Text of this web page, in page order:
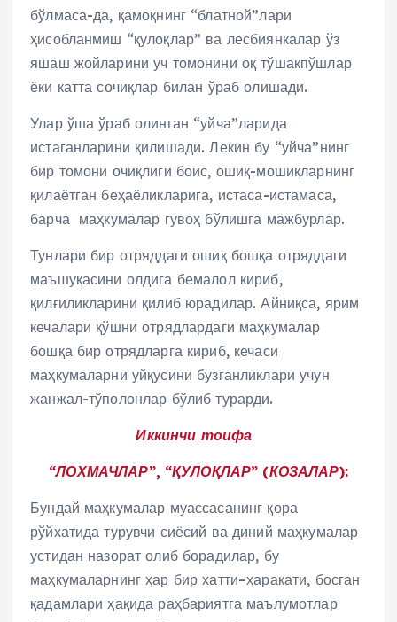
бўлмаса-да, қамоқнинг “блатной”лари
ҳисобланмиш “қулоқлар” ва лесбиянкалар ўз
яшаш жойларини уч томонини оқ тўшакпўшлар
ёки катта сочиқлар билан ўраб олишади.
Улар ўша ўраб олинган “уйча”ларида
истаганларини қилишади. Лекин бу “уйча”нинг
бир томони очиқлиги боис, ошиқ-мошиқларнинг
қилаётган беҳаёликларига, истаса-истамаса,
барча маҳкумалар гувоҳ бўлишга мажбурлар.
Тунлари бир отряддаги ошиқ бошқа отряддаги
маъшуқасини олдига бемалол кириб,
қилғиликларини қилиб юрадилар. Айниқса, ярим
кечалари қўшни отрядлардаги маҳкумалар
бошқа бир отрядларга кириб, кечаси
маҳкумаларни уйқусини бузганликлари учун
жанжал-тўполонлар бўлиб турарди.
Иккинчи тоифа
“ЛОХМАЧЛАР”, “ҚУЛОҚЛАР” (КОЗАЛАР):
Бундай маҳкумалар муассасанинг қора
рўйхатида турувчи сиёсий ва диний маҳкумалар
устидан назорат олиб борадилар, бу
маҳкумаларнинг ҳар бир хатти–ҳаракати, босган
қадамлари ҳақида раҳбариятга маълумотлар